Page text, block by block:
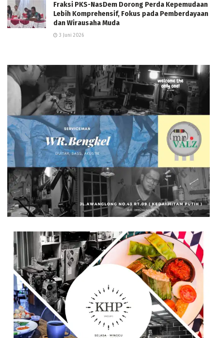
Fraksi PKS-NasDem Dorong Perda Kepemudaan
Lebih Komprehensif, Fokus pada Pemberdayaan
dan Wirausaha Muda
3 Juni 2026